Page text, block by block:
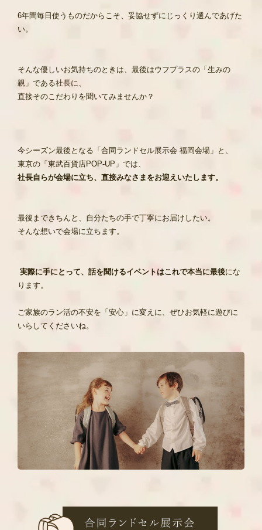
6年間毎日使うものだからこそ、妥協せずにじっくり選んであげた
い。
そんな優しいお気持ちのときは、最後はウフプラスの「生みの
親」である社長に、
直接そのこだわりを聞いてみませんか？
今シーズン最後となる「合同ランドセル展示会 福岡会場」と、
東京の「東武百貨店POP-UP」では、
社長自らが会場に立ち、直接みなさまをお迎えいたします。
最後まできちんと、自分たちの手で丁寧にお届けしたい。
そんな想いで会場に立ちます。
実際に手にとって、話を聞けるイベントはこれで本当に最後にな
ります。
ご家族のラン活の不安を「安心」に変えに、ぜひお気軽に遊びに
いらしてくださいね。